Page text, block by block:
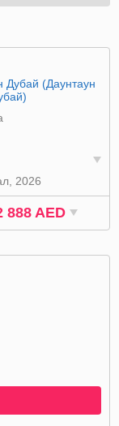
Дубай (Даунтаун
2026
888 AED